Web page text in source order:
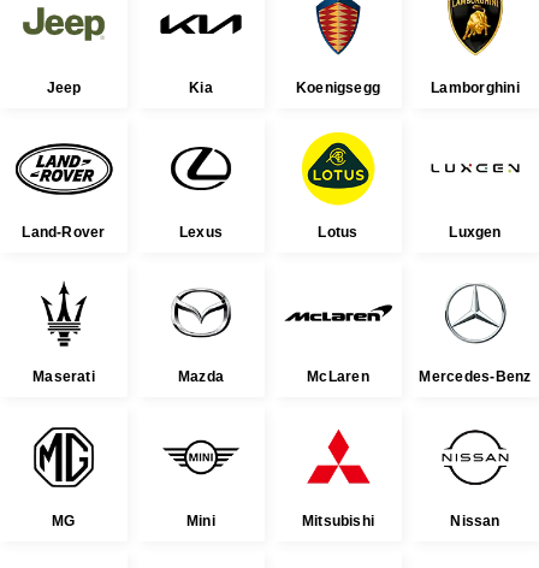
Jeep Kia Koenigsegg Lamborghini
Land-Rover Lexus Lotus Luxgen
Maserati Mazda McLaren Mercedes-Benz
MG Mini Mitsubishi Nissan